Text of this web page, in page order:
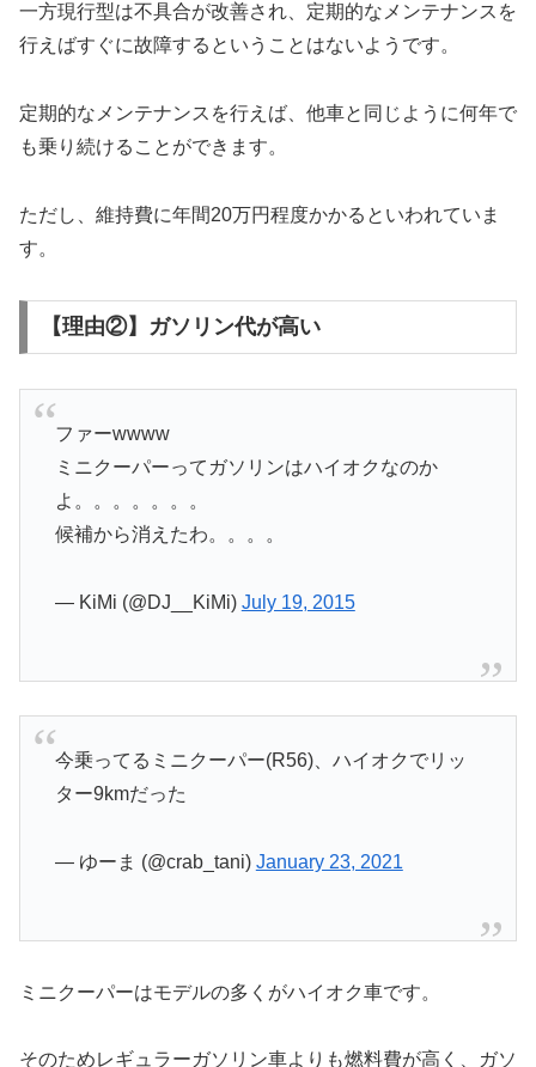
一方現行型は不具合が改善され、定期的なメンテナンスを
行えばすぐに故障するということはないようです。
定期的なメンテナンスを行えば、他車と同じように何年で
も乗り続けることができます。
ただし、維持費に年間20万円程度かかるといわれていま
す。
【理由②】ガソリン代が高い
ファーwwww
ミニクーパーってガソリンはハイオクなのか
よ。。。。。。。
候補から消えたわ。。。。
— KiMi (@DJ__KiMi) July 19, 2015
今乗ってるミニクーパー(R56)、ハイオクでリッ
ター9kmだった
— ゆーま (@crab_tani) January 23, 2021
ミニクーパーはモデルの多くがハイオク車です。
そのためレギュラーガソリン車よりも燃料費が高く、ガソ